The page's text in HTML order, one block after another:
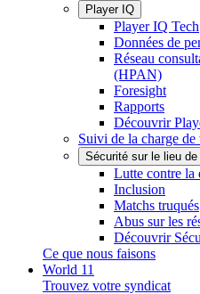
Player IQ
Player IQ Tech
Données de
Réseau
(HPAN)
Foresight
Rapports
Découvrir
Suivi de la charge de
Sécurité sur le lieu de
Lutte contre la
Inclusion
Matchs truqués
Abus sur les
Découvrir
Ce que nous faisons
World 11
Trouvez votre syndicat